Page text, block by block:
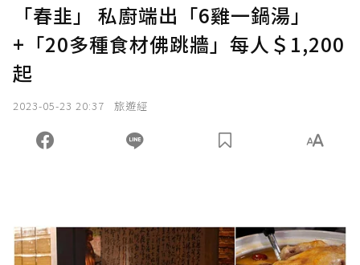
「春韭」 私廚端出「6雞一鍋湯」
+「20多種食材佛跳牆」每人＄1,200
起
2023-05-23 20:37 旅遊經